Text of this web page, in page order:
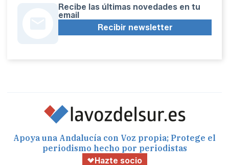
Recibe las últimas novedades en tu
email
Recibir newsletter
Apoya una Andalucía con Voz propia; Protege el
periodismo hecho por periodistas
Hazte socio